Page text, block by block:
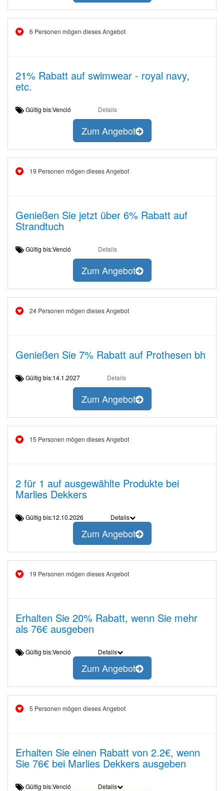
6 Personen mögen dieses Angebot
21% Rabatt auf swimwear - royal navy,
etc.
Gültig bis:Venció Details
Zum Angebot
19 Personen mögen dieses Angebot
Genießen Sie jetzt über 6% Rabatt auf
Strandtuch
Gültig bis:Venció Details
Zum Angebot
24 Personen mögen dieses Angebot
Genießen Sie 7% Rabatt auf Prothesen bh
Gültig bis:14.1.2027 Details
Zum Angebot
15 Personen mögen dieses Angebot
2 für 1 auf ausgewählte Produkte bei
Marlies Dekkers
Gültig bis:12.10.2026 Details
Zum Angebot
19 Personen mögen dieses Angebot
Erhalten Sie 20% Rabatt, wenn Sie mehr
als 76€ ausgeben
Gültig bis:Venció Details
Zum Angebot
5 Personen mögen dieses Angebot
Erhalten Sie einen Rabatt von 2.2€, wenn
Sie 76€ bei Marlies Dekkers ausgeben
Gültig bis:Venció Details